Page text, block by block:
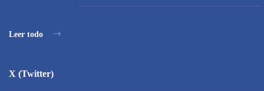
Leer todo
X (Twitter)